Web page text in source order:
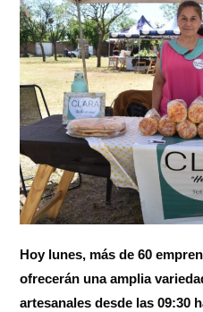
Hoy lunes, más de 60
ofrecerán una amplia
artesanales desde las 09:30